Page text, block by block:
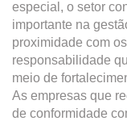
especial, o setor
importante na
proximidade com
responsabilidade
meio de
As empresas que
de conformidade